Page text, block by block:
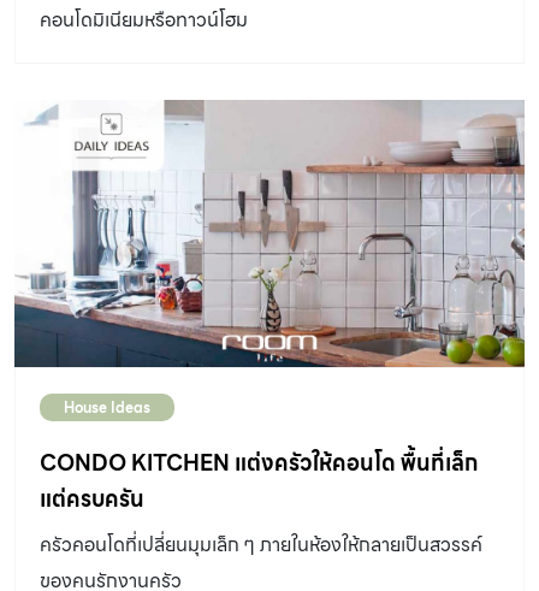
คอนโดมิเนียมหรือทาวน์โฮม
House Ideas
CONDO KITCHEN แต่งครัวให้คอนโด พื้นที่เล็ก
แต่ครบครัน
ครัวคอนโดที่เปลี่ยนมุมเล็ก ๆ ภายในห้องให้กลายเป็นสวรรค์
ของคนรักงานครัว